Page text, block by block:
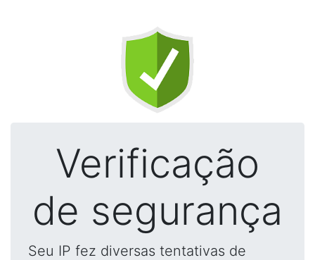
Verificação
de segurança
Seu IP fez diversas tentativas de